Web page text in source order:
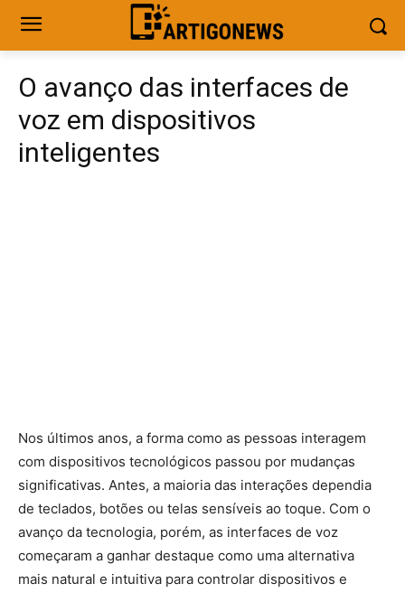
O avanço das interfaces de
voz em dispositivos
inteligentes
Nos últimos anos, a forma como as pessoas interagem
com dispositivos tecnológicos passou por mudanças
significativas. Antes, a maioria das interações dependia
de teclados, botões ou telas sensíveis ao toque. Com o
avanço da tecnologia, porém, as interfaces de voz
começaram a ganhar destaque como uma alternativa
mais natural e intuitiva para controlar dispositivos e